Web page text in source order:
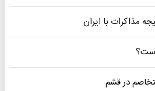
مذاکرات با ایران
در قشم